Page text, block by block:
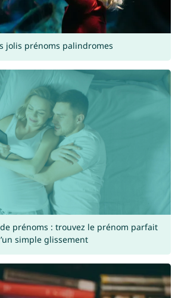
jolis prénoms palindromes
de prénoms : trouvez le prénom parfait
simple glissement